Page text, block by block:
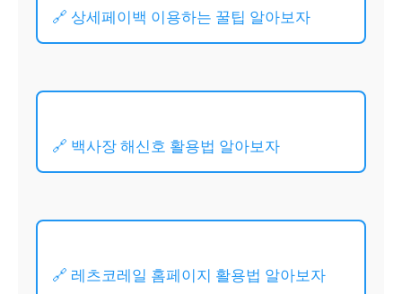
🔗 상세페이백 이용하는 꿀팁 알아보자
🔗 백사장 해신호 활용법 알아보자
🔗 레츠코레일 홈페이지 활용법 알아보자